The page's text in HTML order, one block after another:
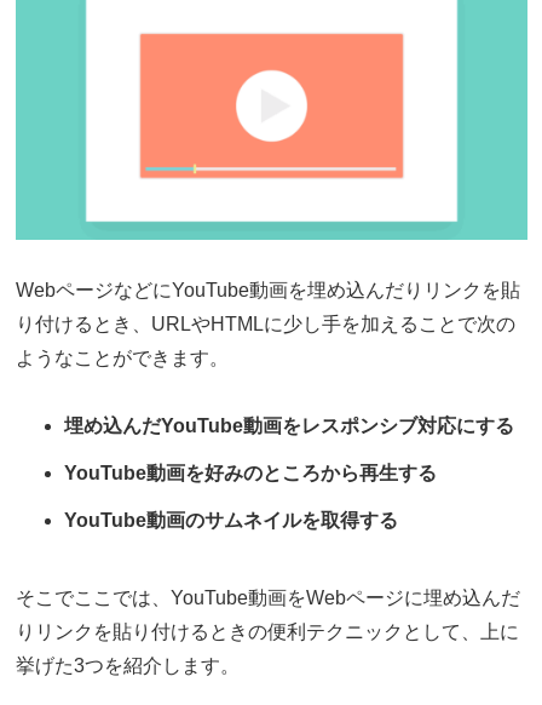
WebページなどにYouTube動画を埋め込んだりリンクを貼
り付けるとき、URLやHTMLに少し手を加えることで次の
ようなことができます。
埋め込んだYouTube動画をレスポンシブ対応にする
YouTube動画を好みのところから再生する
YouTube動画のサムネイルを取得する
そこでここでは、YouTube動画をWebページに埋め込んだ
りリンクを貼り付けるときの便利テクニックとして、上に
挙げた3つを紹介します。